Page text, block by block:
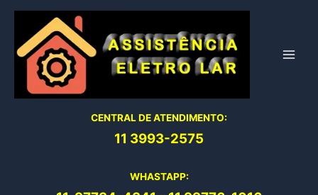
conteúdo
CENTRAL DE ATENDIMENTO:
11 3993-2575
WHASTAPP: